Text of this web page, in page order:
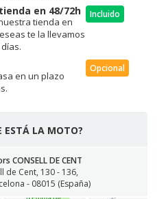
en 48/72h
tienda en
te la llevamos
Incluido
en un plazo
Opcional
ESTÁ LA MOTO?
CONSELL DE CENT
de Cent, 130 - 136,
- 08015 (España)